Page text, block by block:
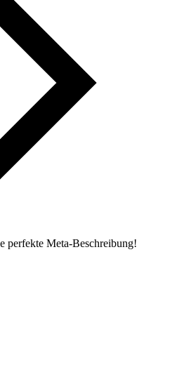
perfekte Meta-Beschreibung!